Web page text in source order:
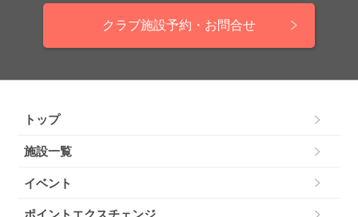
クラブ施設予約・お問合せ
トップ
施設一覧
イベント